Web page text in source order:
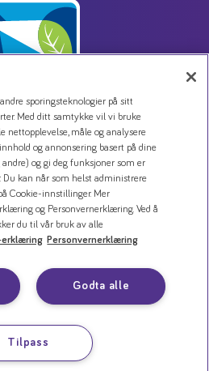
Kontakt oss
sporingsteknologier på sitt
Med ditt samtykke vil vi bruke
nettopplevelse, måle og analysere
og annonsering basert på dine
og gi deg funksjoner som er
Du kan når som helst administrere
Cookie-innstillinger. Mer
og Personvernerklæring. Ved å
du til vår bruk av alle
erklæring Personvernerklæring
Godta alle
Tilpass